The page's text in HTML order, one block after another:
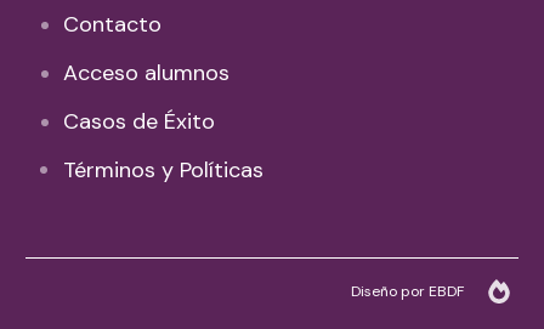
Contacto
Acceso alumnos
Casos de Éxito
Términos y Políticas
Diseño por EBDF